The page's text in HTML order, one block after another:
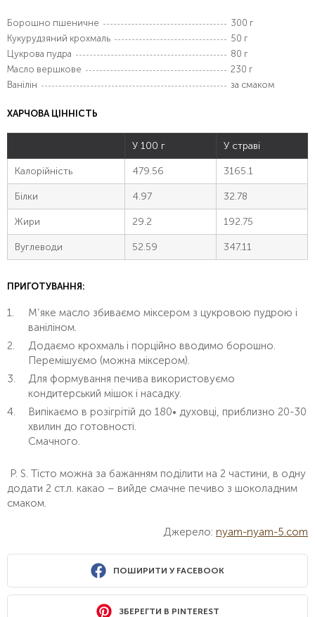
Борошно пшеничне
300 г
Кукурудзяний крохмаль
50 г
Цукрова пудра
80 г
Масло вершкове
230 г
Ванілін
за смаком
ХАРЧОВА ЦІННІСТЬ
У 100 г У страві
Калорійність 479.56 3165.1
Білки 4.97 32.78
Жири 29.2 192.75
Вуглеводи 52.59 347.11
ПРИГОТУВАННЯ:
М’яке масло збиваємо міксером з цукровою пудрою і
ваніліном.
Додаємо крохмаль і порційно вводимо борошно.
Перемішуємо (можна міксером).
Для формування печива використовуємо
кондитерський мішок і насадку.
Випікаємо в розігрітій до 180• духовці, приблизно 20-30
хвилин до готовності.
Смачного.
P. S. Тісто можна за бажанням поділити на 2 частини, в одну
додати 2 ст.л. какао – вийде смачне печиво з шоколадним
смаком.
Джерело: nyam-nyam-5.com
ПОШИРИТИ У FACEBOOK
ЗБЕРЕГТИ В PINTEREST